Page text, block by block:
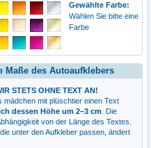
Gewählte Farbe:
Wählen Sie bitte eine
Farbe
Maße des Autoaufklebers
STETS OHNE TEXT AN!
mädchen mit plüschtiereinen Text
dessen Höhe um 2–3 cm. Die
von der Länge des Textes.
unter den Aufkleber passen, ändert